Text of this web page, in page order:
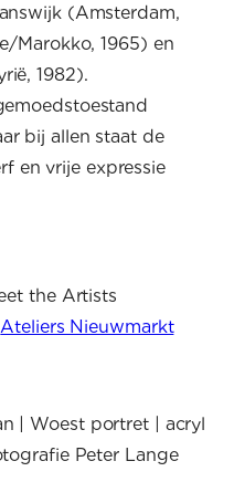
(Amsterdam,
Marokko, 1965) en
1982).
bij allen staat de
en vrije expressie
the Artists
Ateliers Nieuwmarkt
| Woest portret | acryl
Peter Lange